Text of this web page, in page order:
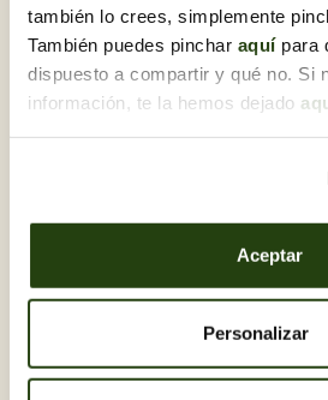
también lo crees, simplemente
También puedes pinchar aquípara
dispuesto a compartir y qué no. Si
información, te la hemos dejado
Aceptar
Personalizar
30,00 €